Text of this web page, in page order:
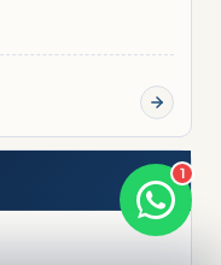
2026
× 1